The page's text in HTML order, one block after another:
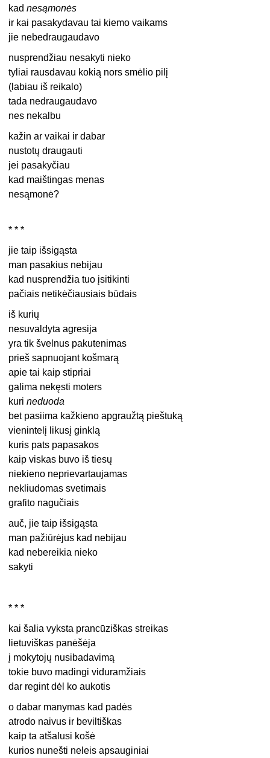
kadnesąmonės
ir kai pasakydavau tai kiemo vaikams
jie nebedraugaudavo
nusprendžiau nesakyti nieko
tyliai rausdavau kokią nors smėlio pilį
(labiau iš reikalo)
tada nedraugaudavo
nes nekalbu
kažin ar vaikai ir dabar
nustotų draugauti
jei pasakyčiau
kad maištingas menas
nesąmonė?
* * *
jie taip išsigąsta
man pasakius nebijau
kad nusprendžia tuo įsitikinti
pačiais netikėčiausiais būdais
iš kurių
nesuvaldyta agresija
yra tik švelnus pakutenimas
prieš sapnuojant košmarą
apie tai kaip stipriai
galima nekęsti moters
kurineduoda
bet pasiima kažkieno apgraužtą pieštuką
vienintelį likusį ginklą
kuris pats papasakos
kaip viskas buvo iš tiesų
niekieno neprievartaujamas
nekliudomas svetimais
grafito nagučiais
auč, jie taip išsigąsta
man pažiūrėjus kad nebijau
kad nebereikia nieko
sakyti
* * *
kai šalia vyksta prancūziškas streikas
lietuviškas panėšėja
į mokytojų nusibadavimą
tokie buvo madingi viduramžiais
dar regint dėl ko aukotis
o dabar manymas kad padės
atrodo naivus ir beviltiškas
kaip ta atšalusi košė
kurios nunešti neleis apsauginiai